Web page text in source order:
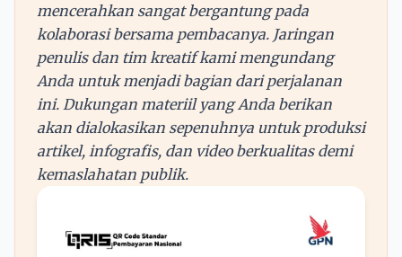
mencerahkan sangat bergantung pada
kolaborasi bersama pembacanya. Jaringan
penulis dan tim kreatif kami mengundang
Anda untuk menjadi bagian dari perjalanan
ini. Dukungan materiil yang Anda berikan
akan dialokasikan sepenuhnya untuk produksi
artikel, infografis, dan video berkualitas demi
kemaslahatan publik.